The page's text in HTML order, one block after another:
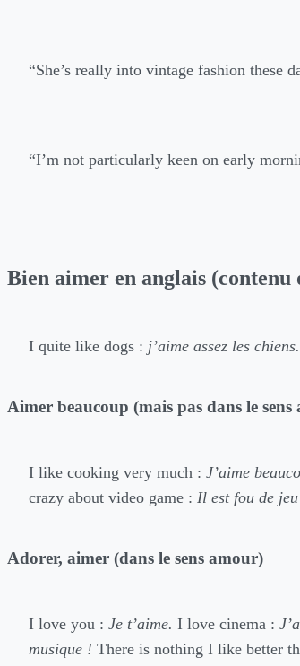
“She’s really into vintage fashion these
“I’m not particularly keen on early
Bien aimer en anglais
I quite like dogs : j’aime assez les chiens.
Aimer beaucoup (mais pas dans le sens
I like cooking very much : J’aime
crazy about video game : Il est fou de
Adorer, aimer (dans le sens amour)
I love you : Je t’aime. I love cinema :
musique ! There is nothing I like better